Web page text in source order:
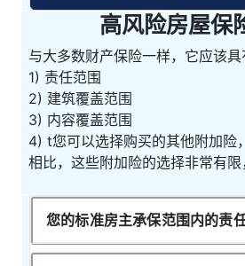
高风险房屋保
与大多数财产保险一样，它应该具
1) 责任范围
2) 建筑覆盖范围
3) 内容覆盖范围
4) t您可以选择购买的其他附加险
相比，这些附加险的选择非常有
您的标准房主承保范围内的责